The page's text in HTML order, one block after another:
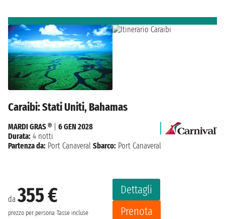
Caraibi: Stati Uniti, Bahamas
da355 €
prezzo per persona Tasse incluse
Dettagli
Prenota
MARDI GRAS ®
6 GEN 2028
Durata: 4 notti
Partenza da: Port Canaveral Sbarco: Port Canaveral